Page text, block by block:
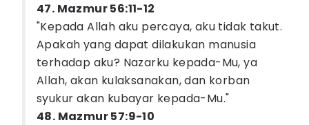
47. Mazmur 56:11-12
"Kepada Allah aku percaya, aku tidak takut.
Apakah yang dapat dilakukan manusia
terhadap aku? Nazarku kepada-Mu, ya
Allah, akan kulaksanakan, dan korban
syukur akan kubayar kepada-Mu."
48. Mazmur 57:9-10